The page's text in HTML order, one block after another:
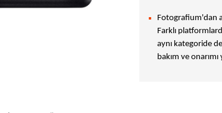
Fotografium'dan
Farklı
aynı kategoride
bakım ve onarımı